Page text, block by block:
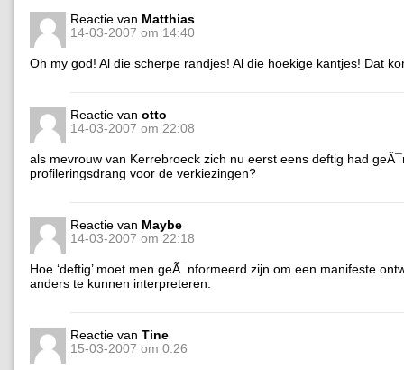
Reactie van Matthias
14-03-2007 om 14:40
Oh my god! Al die scherpe randjes! Al die hoekige kantjes! Dat
Reactie van otto
14-03-2007 om 22:08
als mevrouw van Kerrebroeck zich nu eerst eens deftig had
profileringsdrang voor de verkiezingen?
Reactie van Maybe
14-03-2007 om 22:18
Hoe ‘deftig’ moet men geÃ¯nformeerd zijn om een manifeste
anders te kunnen interpreteren.
Reactie van Tine
15-03-2007 om 0:26